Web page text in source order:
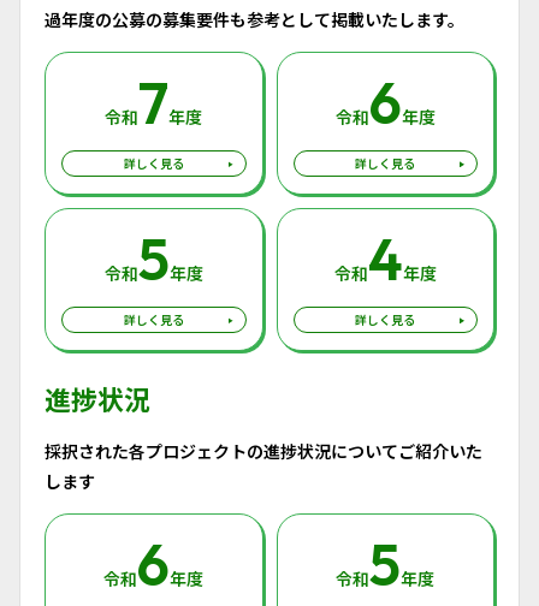
過年度の公募の募集要件も参考として掲載いたします。
令和7年度
詳しく見る
令和6年度
詳しく見る
令和5年度
詳しく見る
令和4年度
詳しく見る
進捗状況
採択された各プロジェクトの進捗状況についてご紹介いた
します
令和6年度 令和5年度